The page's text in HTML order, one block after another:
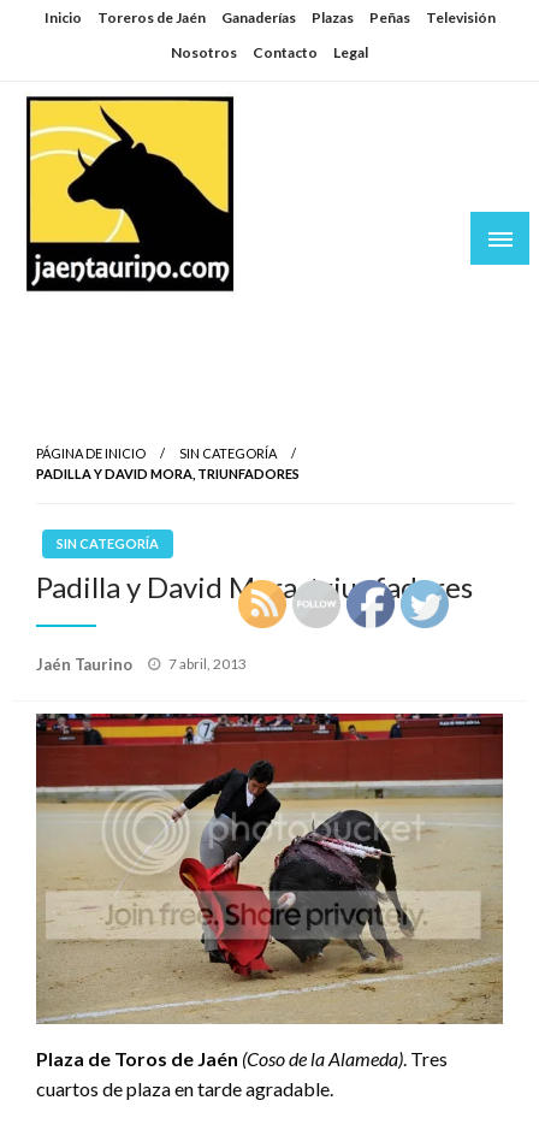
SaltarInicio Toreros de Jaén Ganaderías Plazas Peñas
Televisión
Nosotros
Contacto Legal
PÁGINA DE INICIO
SIN CATEGORÍA
PADILLA Y DAVID MORA, TRIUNFADORES
SIN CATEGORÍA
Padilla y David Mora, triunfadores
Jaén Taurino
Publicado
7 abril, 2013
Plaza de Toros de Jaén (Coso de la Alameda) . Tres
cuartos de plaza en tarde agradable.